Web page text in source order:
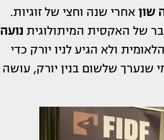
שון אחרי שנה וחצי של זוגיות.
של האקסית המיתולוגית נועה
ולא הגיע לניו יורק כדי
שלשום בנין יורק, עושה